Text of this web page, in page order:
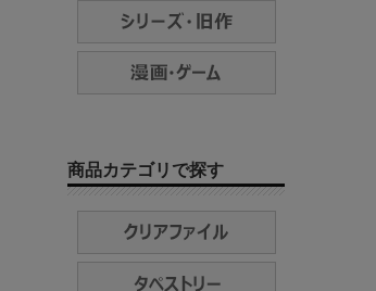
商品カテゴリで探す